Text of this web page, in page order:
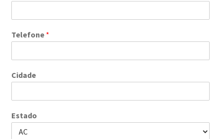
Telefone *
Cidade
Estado